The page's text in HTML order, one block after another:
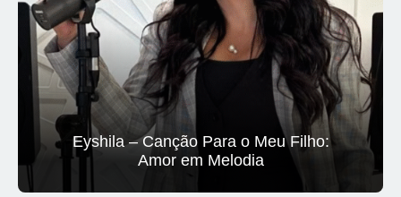
Eyshila – Canção Para o Meu Filho:
Amor em Melodia